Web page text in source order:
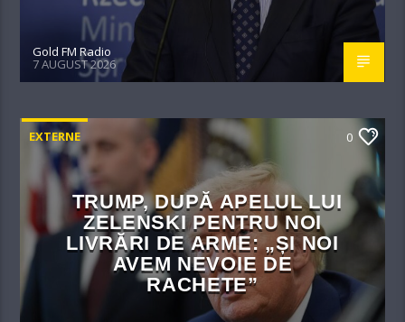
Gold FM Radio
7 AUGUST 2026
EXTERNE 0
TRUMP, DUPĂ APELUL LUI
ZELENSKI PENTRU NOI
LIVRĂRI DE ARME: „ȘI NOI
AVEM NEVOIE DE
RACHETE”